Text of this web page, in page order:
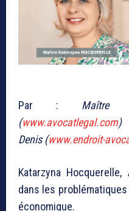
Par : Maître
(www.avocatlegal.com)
Denis (www.endroit-
Katarzyna
dans les
économique.